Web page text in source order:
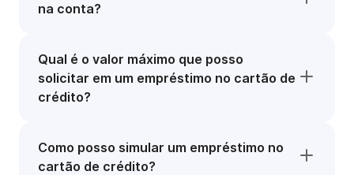
na conta?
Qual é o valor máximo que posso
solicitar em um empréstimo no cartão de
crédito?
Como posso simular um empréstimo no
cartão de crédito?